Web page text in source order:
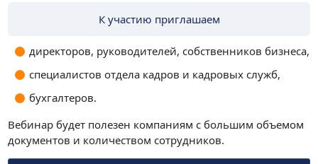
К участию приглашаем
директоров, руководителей, собственников бизнеса,
специалистов отдела кадров и кадровых служб,
бухгалтеров.
Вебинар будет полезен компаниям с большим объемом
документов и количеством сотрудников.